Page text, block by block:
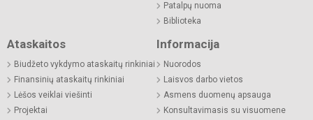
Patalpų nuoma
Biblioteka
Ataskaitos
Biudžeto vykdymo ataskaitų rinkiniai
Finansinių ataskaitų rinkiniai
Lėšos veiklai viešinti
Projektai
Informacija
Nuorodos
Laisvos darbo vietos
Asmens duomenų apsauga
Konsultavimasis su visuomene